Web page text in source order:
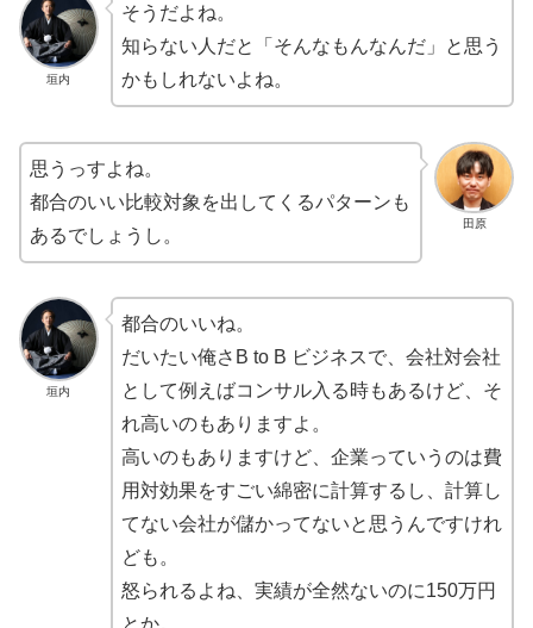
垣内
そうだよね。
知らない人だと「そんなもんなんだ」と思う
かもしれないよね。
田原
思うっすよね。
都合のいい比較対象を出してくるパターンも
あるでしょうし。
垣内
都合のいいね。
だいたい俺さB to B ビジネスで、会社対会社
として例えばコンサル入る時もあるけど、そ
れ高いのもありますよ。
高いのもありますけど、企業っていうのは費
用対効果をすごい綿密に計算するし、計算し
てない会社が儲かってないと思うんですけれ
ども。
怒られるよね、実績が全然ないのに150万円